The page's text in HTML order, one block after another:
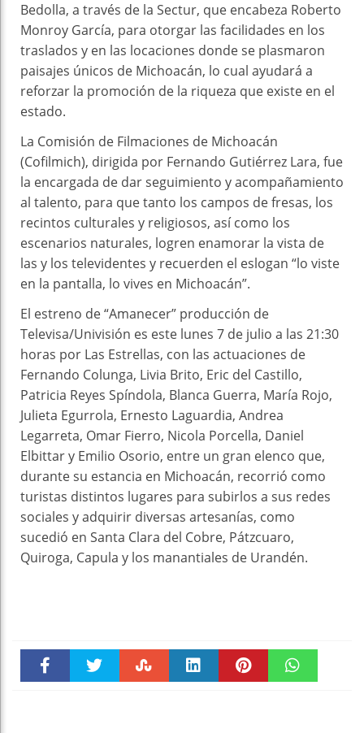
Bedolla, a través de la Sectur, que encabeza Roberto
Monroy García, para otorgar las facilidades en los
traslados y en las locaciones donde se plasmaron
paisajes únicos de Michoacán, lo cual ayudará a
reforzar la promoción de la riqueza que existe en el
estado.
La Comisión de Filmaciones de Michoacán
(Cofilmich), dirigida por Fernando Gutiérrez Lara, fue
la encargada de dar seguimiento y acompañamiento
al talento, para que tanto los campos de fresas, los
recintos culturales y religiosos, así como los
escenarios naturales, logren enamorar la vista de
las y los televidentes y recuerden el eslogan “lo viste
en la pantalla, lo vives en Michoacán”.
El estreno de “Amanecer” producción de
Televisa/Univisión es este lunes 7 de julio a las 21:30
horas por Las Estrellas, con las actuaciones de
Fernando Colunga, Livia Brito, Eric del Castillo,
Patricia Reyes Spíndola, Blanca Guerra, María Rojo,
Julieta Egurrola, Ernesto Laguardia, Andrea
Legarreta, Omar Fierro, Nicola Porcella, Daniel
Elbittar y Emilio Osorio, entre un gran elenco que,
durante su estancia en Michoacán, recorrió como
turistas distintos lugares para subirlos a sus redes
sociales y adquirir diversas artesanías, como
sucedió en Santa Clara del Cobre, Pátzcuaro,
Quiroga, Capula y los manantiales de Urandén.